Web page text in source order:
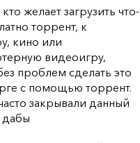
желает загрузить что-
торрент, к
кино или
видеоигру,
проблем сделать это
с помощью торрент.
закрывали данный
дабы